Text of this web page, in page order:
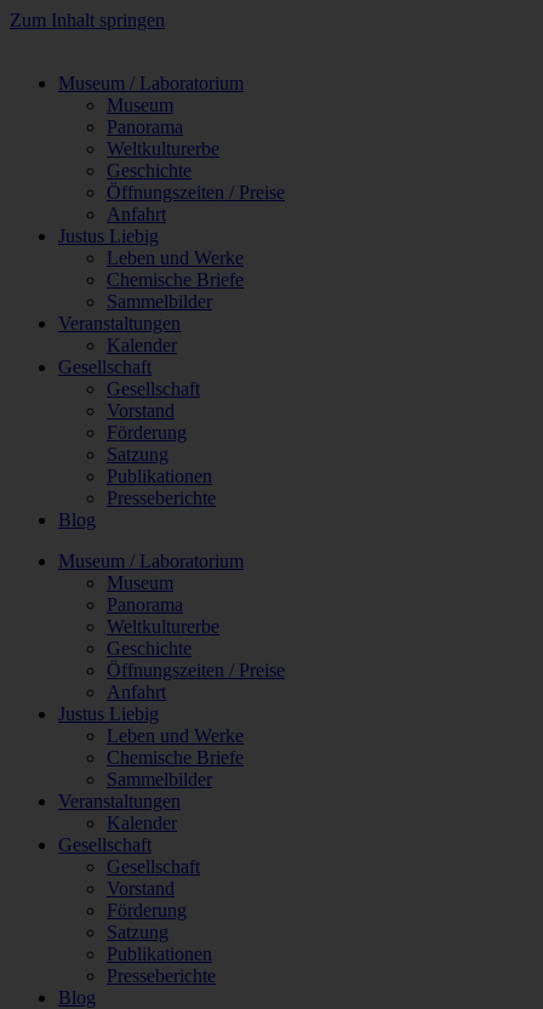
Zum Inhalt springen
Museum / Laboratorium
Museum
Panorama
Weltkulturerbe
Geschichte
Öffnungszeiten / Preise
Anfahrt
Justus Liebig
Leben und Werke
Chemische Briefe
Sammelbilder
Veranstaltungen
Kalender
Gesellschaft
Gesellschaft
Vorstand
Förderung
Satzung
Publikationen
Presseberichte
Blog
Museum / Laboratorium
Museum
Panorama
Weltkulturerbe
Geschichte
Öffnungszeiten / Preise
Anfahrt
Justus Liebig
Leben und Werke
Chemische Briefe
Sammelbilder
Veranstaltungen
Kalender
Gesellschaft
Gesellschaft
Vorstand
Förderung
Satzung
Publikationen
Presseberichte
Blog